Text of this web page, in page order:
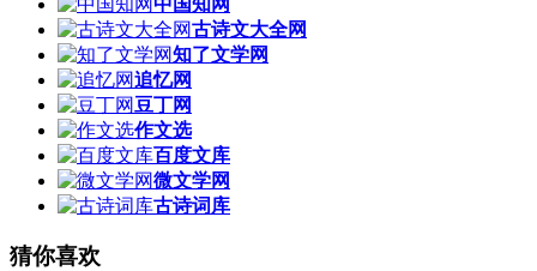
古诗文大全网
知了文学网
追忆网
豆丁网
作文选
百度文库
微文学网
古诗词库
猜你喜欢